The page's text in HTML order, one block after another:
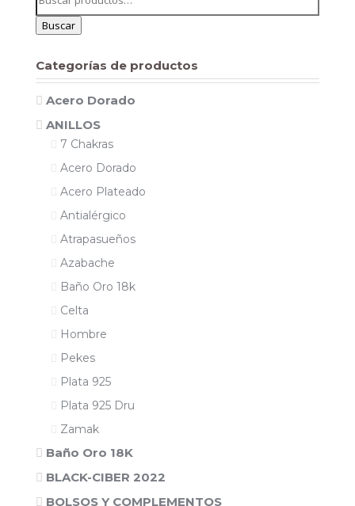
Buscar
Categorías de productos
Acero Dorado
ANILLOS
7 Chakras
Acero Dorado
Acero Plateado
Antialérgico
Atrapasueños
Azabache
Baño Oro 18k
Celta
Hombre
Pekes
Plata 925
Plata 925 Dru
Zamak
Baño Oro 18K
BLACK-CIBER 2022
BOLSOS Y COMPLEMENTOS